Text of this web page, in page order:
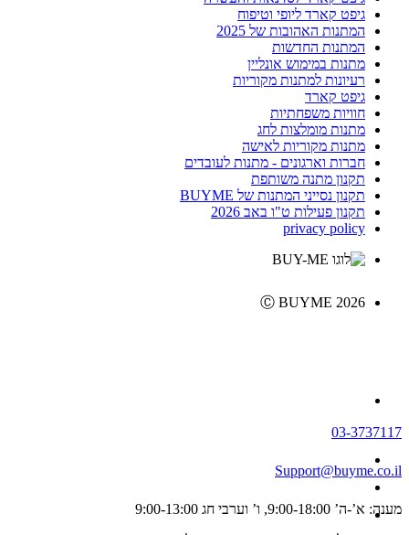
גיפט קארד ליופי וטיפוח
המתנות האהובות של 2025
המתנות החדשות
מתנות במימוש אונליין
רעיונות למתנות מקוריות
גיפט קארד
חוויות משפחתיות
מתנות מומלצות לחג
מתנות מקוריות לאישה
חברות וארגונים - מתנות לעובדים
תקנון מתנה משותפת
תקנון נסייני המתנות של BUYME
תקנון פעילות ט"ו באב 2026
privacy policy
Ⓒ BUYME 2026
03-3737117
Support@buyme.co.il
מענה: א’-ה’ 9:00-18:00, ו’ וערבי חג 9:00-13:00